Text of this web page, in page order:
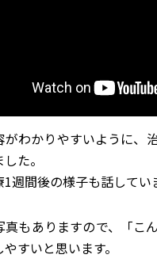
がわかりやすいように、
た。
週間後の様子も話してい
真もありますので、「こ
すいと思います。